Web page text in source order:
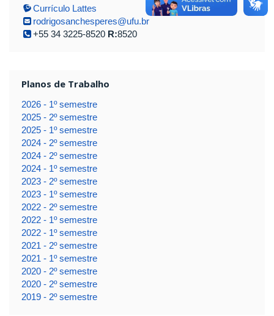
Currículo Lattes
rodrigosanchesperes@ufu.br
+55 34 3225-8520 R:8520
Planos de Trabalho
2026 - 1º semestre
2025 - 2º semestre
2025 - 1º semestre
2024 - 2º semestre
2024 - 2º semestre
2024 - 1º semestre
2023 - 2º semestre
2023 - 1º semestre
2022 - 2º semestre
2022 - 1º semestre
2022 - 1º semestre
2021 - 2º semestre
2021 - 1º semestre
2020 - 2º semestre
2020 - 2º semestre
2019 - 2º semestre